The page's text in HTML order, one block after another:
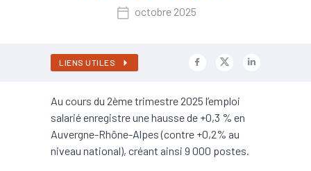
octobre 2025
LIENS UTILES
Au cours du 2ème trimestre 2025 l’emploi
salarié enregistre une hausse de +0,3 % en
Auvergne-Rhône-Alpes (contre +0,2% au
niveau national), créant ainsi 9 000 postes.